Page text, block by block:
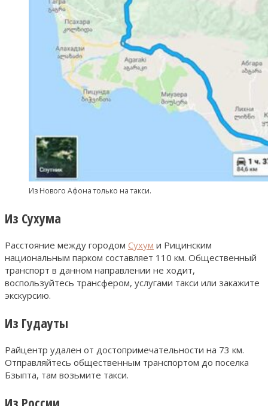
Из Нового Афона только на такси.
Из Сухума
Расстояние между городом Сухум и Рицинским
национальным парком составляет 110 км. Общественный
транспорт в данном направлении не ходит,
воспользуйтесь трансфером, услугами такси или закажите
экскурсию.
Из Гудауты
Райцентр удален от достопримечательности на 73 км.
Отправляйтесь общественным транспортом до поселка
Бзыпта, там возьмите такси.
Из России